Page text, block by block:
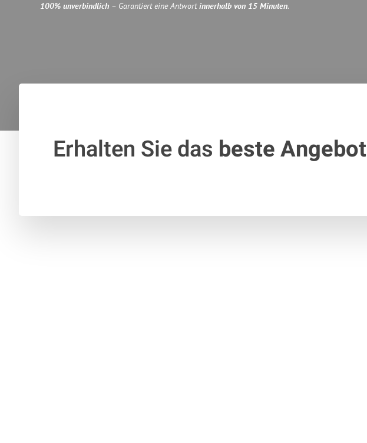
100% unverbindlich – Garantiert eine Antwortinnerhalb von 15 Minuten.
Erhalten Sie das beste Angebot